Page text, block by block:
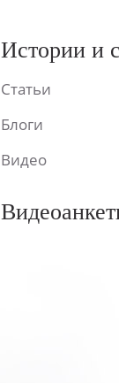
Истории и
Статьи
Блоги
Видео